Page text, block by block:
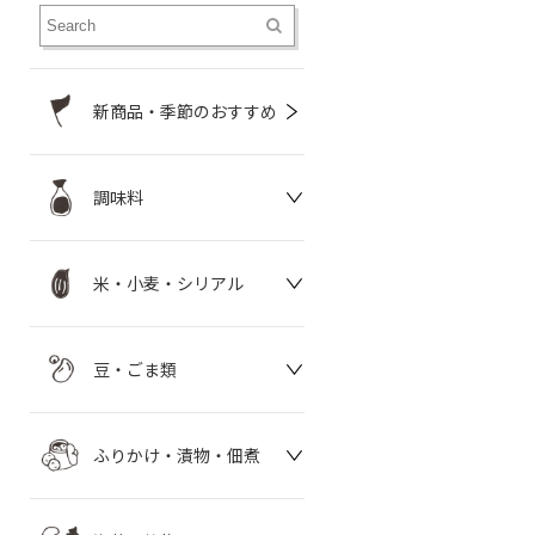
新商品・季節のおすすめ
調味料
米・小麦・シリアル
豆・ごま類
ふりかけ・漬物・佃煮